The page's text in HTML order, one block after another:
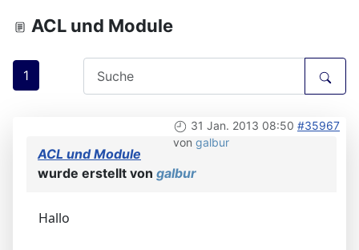
ACL und Module
1
31 Jan. 2013 08:50 #35967
von galbur
ACL und Module
wurde erstellt von galbur
Hallo